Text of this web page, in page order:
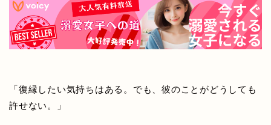
「復縁したい気持ちはある。でも、彼のことがどうしても
許せない。」